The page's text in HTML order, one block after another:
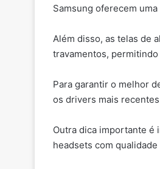
Samsung oferecem
Além disso, as telas de
travamentos,
Para garantir o melhor
os drivers mais
Outra dica importante é
headsets com